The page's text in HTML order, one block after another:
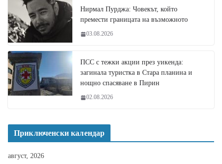
Нирмал Пурджа: Човекът, който
премести границата на възможното
03.08.2026
ПСС с тежки акции през уикенда:
загинала туристка в Стара планина и
нощно спасяване в Пирин
02.08.2026
Приключенски календар
август, 2026